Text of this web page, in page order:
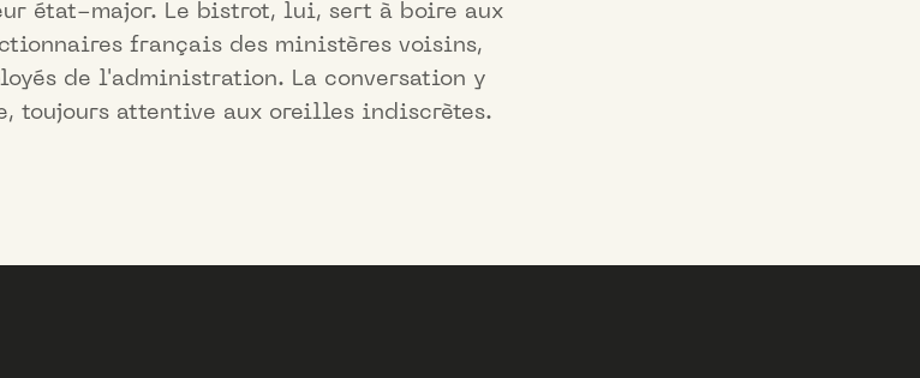
état-major. Le bistrot, lui, sert à boire aux
français des ministères voisins,
de l'administration. La conversation y
toujours attentive aux oreilles indiscrètes.